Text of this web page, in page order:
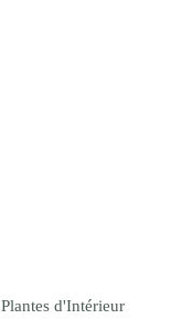
Plantes d'Intérieur